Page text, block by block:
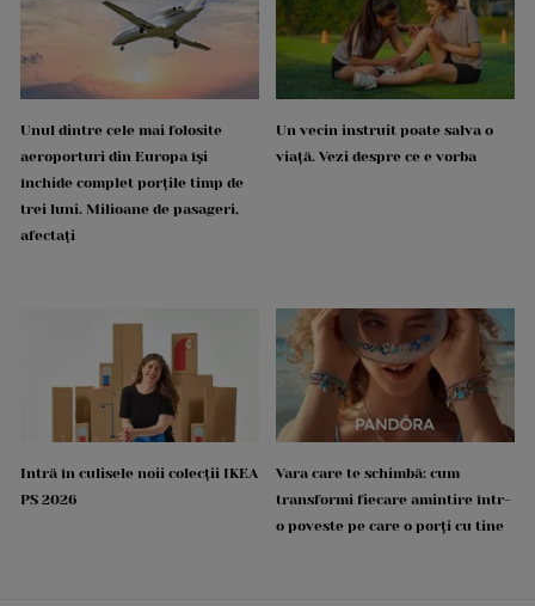
Unul dintre cele mai folosite
aeroporturi din Europa își
închide complet porțile timp de
trei luni. Milioane de pasageri,
afectați
Un vecin instruit poate salva o
viață. Vezi despre ce e vorba
Intră în culisele noii colecții IKEA
PS 2026
Vara care te schimbă: cum
transformi fiecare amintire într-
o poveste pe care o porți cu tine